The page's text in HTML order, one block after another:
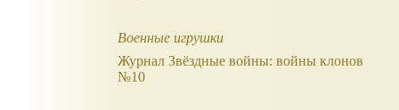
Военные игрушки
Журнал Звёздные войны: войны клонов
№10